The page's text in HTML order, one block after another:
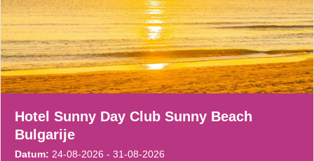
Hotel Sunny Day Club Sunny Beach
Bulgarije
Datum: 24-08-2026 - 31-08-2026